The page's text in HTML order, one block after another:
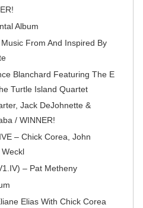
Album
From And Inspired By
Blanchard Featuring The E
Turtle Island Quartet
Jack DeJohnette &
/ WINNER!
– Chick Corea, John
– Pat Metheny
Elias With Chick Corea